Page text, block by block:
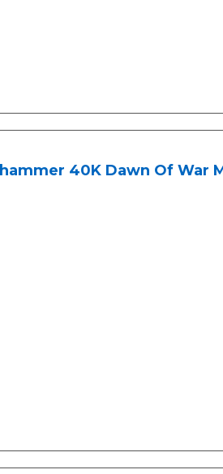
40K Dawn Of War